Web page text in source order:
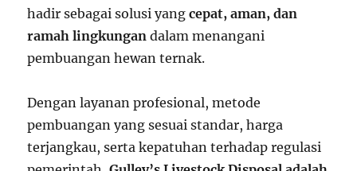
hadir sebagai solusi yangcepat, aman, dan
ramah lingkungan dalam menangani
pembuangan hewan ternak.
Dengan layanan profesional, metode
pembuangan yang sesuai standar, harga
terjangkau, serta kepatuhan terhadap regulasi